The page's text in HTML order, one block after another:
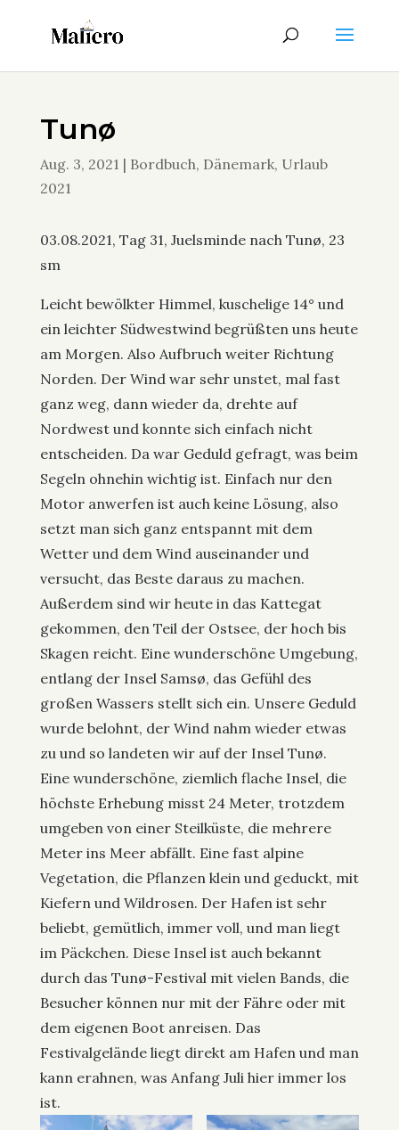
Tunø
Aug. 3, 2021 | Bordbuch, Dänemark, Urlaub
2021
03.08.2021, Tag 31, Juelsminde nach Tunø, 23
sm
Leicht bewölkter Himmel, kuschelige 14° und
ein leichter Südwestwind begrüßten uns heute
am Morgen. Also Aufbruch weiter Richtung
Norden. Der Wind war sehr unstet, mal fast
ganz weg, dann wieder da, drehte auf
Nordwest und konnte sich einfach nicht
entscheiden. Da war Geduld gefragt, was beim
Segeln ohnehin wichtig ist. Einfach nur den
Motor anwerfen ist auch keine Lösung, also
setzt man sich ganz entspannt mit dem
Wetter und dem Wind auseinander und
versucht, das Beste daraus zu machen.
Außerdem sind wir heute in das Kattegat
gekommen, den Teil der Ostsee, der hoch bis
Skagen reicht. Eine wunderschöne Umgebung,
entlang der Insel Samsø, das Gefühl des
großen Wassers stellt sich ein. Unsere Geduld
wurde belohnt, der Wind nahm wieder etwas
zu und so landeten wir auf der Insel Tunø.
Eine wunderschöne, ziemlich flache Insel, die
höchste Erhebung misst 24 Meter, trotzdem
umgeben von einer Steilküste, die mehrere
Meter ins Meer abfällt. Eine fast alpine
Vegetation, die Pflanzen klein und geduckt, mit
Kiefern und Wildrosen. Der Hafen ist sehr
beliebt, gemütlich, immer voll, und man liegt
im Päckchen. Diese Insel ist auch bekannt
durch das Tunø-Festival mit vielen Bands, die
Besucher können nur mit der Fähre oder mit
dem eigenen Boot anreisen. Das
Festivalgelände liegt direkt am Hafen und man
kann erahnen, was Anfang Juli hier immer los
ist.